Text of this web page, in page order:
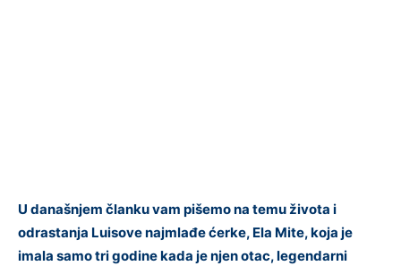
U današnjem članku vam pišemo na temu života i
odrastanja Luisove najmlađe ćerke, Ela Mite, koja je
imala samo tri godine kada je njen otac, legendarni